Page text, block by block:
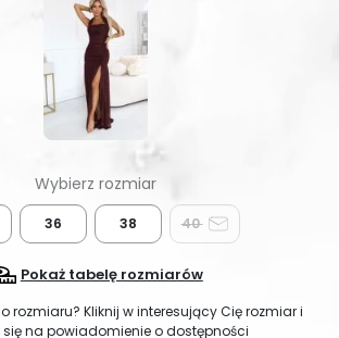
36 38 40
Pokaż tabelę rozmiarów
rozmiaru? Kliknij w interesujący Cię rozmiar i
się na powiadomienie o dostępności